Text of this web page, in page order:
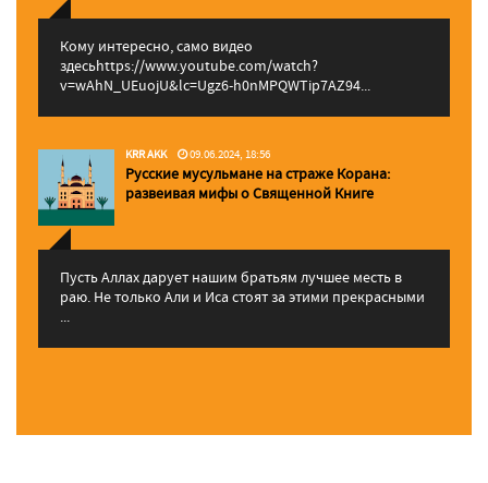
Кому интересно, само видео
здесьhttps://www.youtube.com/watch?
v=wAhN_UEuojU&lc=Ugz6-h0nMPQWTip7AZ94...
KRR AKK 09.06.2024, 18:56
Русские мусульмане на страже Корана:
pазвеивая мифы о Священной Книге
Пусть Аллах дарует нашим братьям лучшее месть в
раю. Не только Али и Иса стоят за этими прекрасными
...